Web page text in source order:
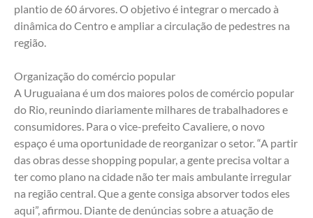
plantio de 60 árvores. O objetivo é integrar o mercado à
dinâmica do Centro e ampliar a circulação de pedestres na
região.
Organização do comércio popular
A Uruguaiana é um dos maiores polos de comércio popular
do Rio, reunindo diariamente milhares de trabalhadores e
consumidores. Para o vice-prefeito Cavaliere, o novo
espaço é uma oportunidade de reorganizar o setor. “A partir
das obras desse shopping popular, a gente precisa voltar a
ter como plano na cidade não ter mais ambulante irregular
na região central. Que a gente consiga absorver todos eles
aqui”, afirmou. Diante de denúncias sobre a atuação de